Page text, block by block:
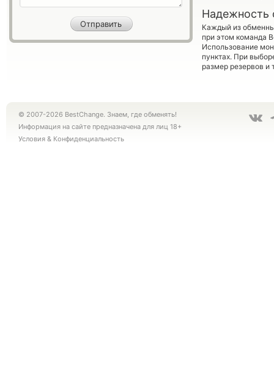
Надежность
Каждый из
при этом команда
Использование
пунктах. При
размер резервов и
© 2007-2026 BestChange. Знаем, где обменять!
Информация на сайте предназначена для лиц 18+
Условия & Конфиденциальность